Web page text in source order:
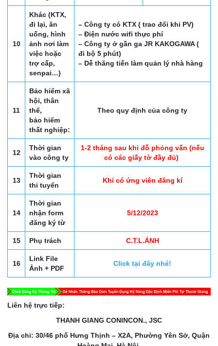
10
Khác (KTX,
đi lại, ăn
uống, hình
ảnh nơi làm
việc hoặc
trợ cấp,
senpai…)
– Công ty có KTX ( trao đổi khi PV)
– Điện nước wifi thực phí
– Công ty ở gần ga JR KAKOGAWA (
đi bộ 5 phút)
– Dễ thăng tiến làm quản lý nhà hàng
11
Bảo hiểm xã
hội, thân
thể,
bảo hiểm
thất nghiệp:
Theo quy định của công ty
12
Thời gian
vào công ty
1-2 tháng sau khi đỗ phỏng vấn (nếu
có các giấy tờ đầy đủ)
13
Thời gian
thi tuyển
Khi có ứng viên đăng kí
14
Thời gian
nhận form
đăng ký từ
5/12/2023
15 Phụ trách C.T.L.ÁNH
16
Link File
Ảnh + PDF
Click tại đây nhé!
Liên hệ trực tiếp:
THANH GIANG CONINCON., JSC
Địa chỉ: 30/46 phố Hưng Thịnh – X2A, Phường Yên Sở, Quận